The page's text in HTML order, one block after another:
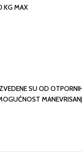
KG MAX
SU OD